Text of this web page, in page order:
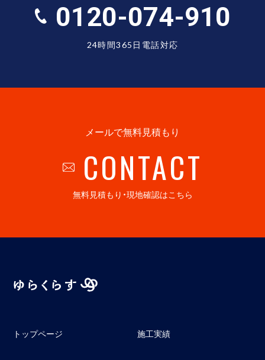
0120-074-910
24時間365日電話対応
メールで無料見積もり
CONTACT
無料見積もり・現地確認はこちら
トップページ 施工実績